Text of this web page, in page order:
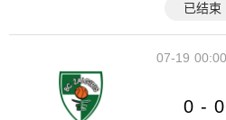
已结束
00:00
07-19
0 - 0